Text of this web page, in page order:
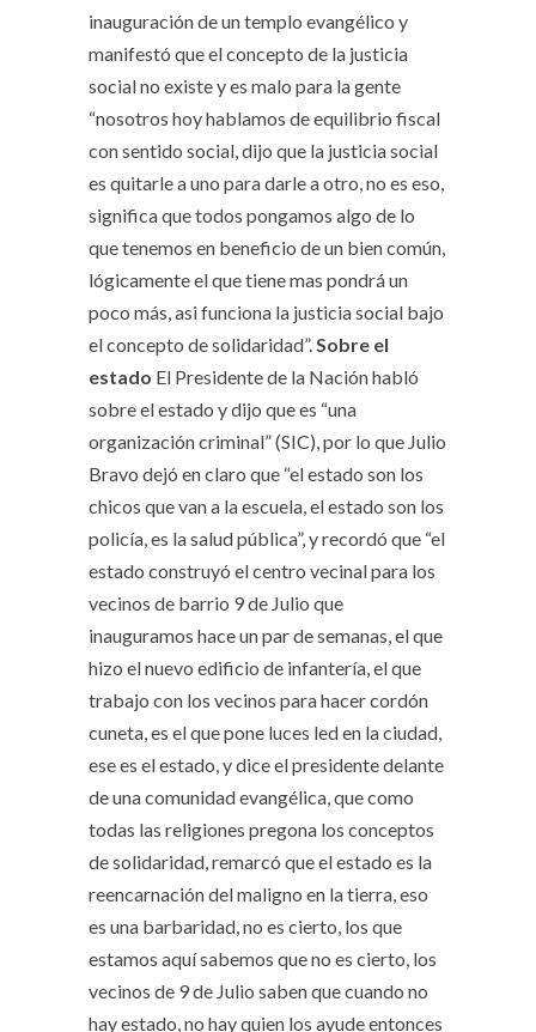
inauguración de un templo evangélico y
manifestó que el concepto de la justicia
social no existe y es malo para la gente
“nosotros hoy hablamos de equilibrio fiscal
con sentido social, dijo que la justicia social
es quitarle a uno para darle a otro, no es eso,
significa que todos pongamos algo de lo
que tenemos en beneficio de un bien común,
lógicamente el que tiene mas pondrá un
poco más, asi funciona la justicia social bajo
el concepto de solidaridad”. Sobre el
estado El Presidente de la Nación habló
sobre el estado y dijo que es “una
organización criminal” (SIC), por lo que Julio
Bravo dejó en claro que “el estado son los
chicos que van a la escuela, el estado son los
policía, es la salud pública”, y recordó que “el
estado construyó el centro vecinal para los
vecinos de barrio 9 de Julio que
inauguramos hace un par de semanas, el que
hizo el nuevo edificio de infantería, el que
trabajo con los vecinos para hacer cordón
cuneta, es el que pone luces led en la ciudad,
ese es el estado, y dice el presidente delante
de una comunidad evangélica, que como
todas las religiones pregona los conceptos
de solidaridad, remarcó que el estado es la
reencarnación del maligno en la tierra, eso
es una barbaridad, no es cierto, los que
estamos aquí sabemos que no es cierto, los
vecinos de 9 de Julio saben que cuando no
hay estado, no hay quien los ayude entonces